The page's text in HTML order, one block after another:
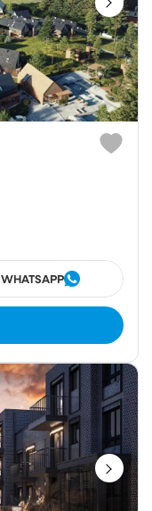
WHATSAPP